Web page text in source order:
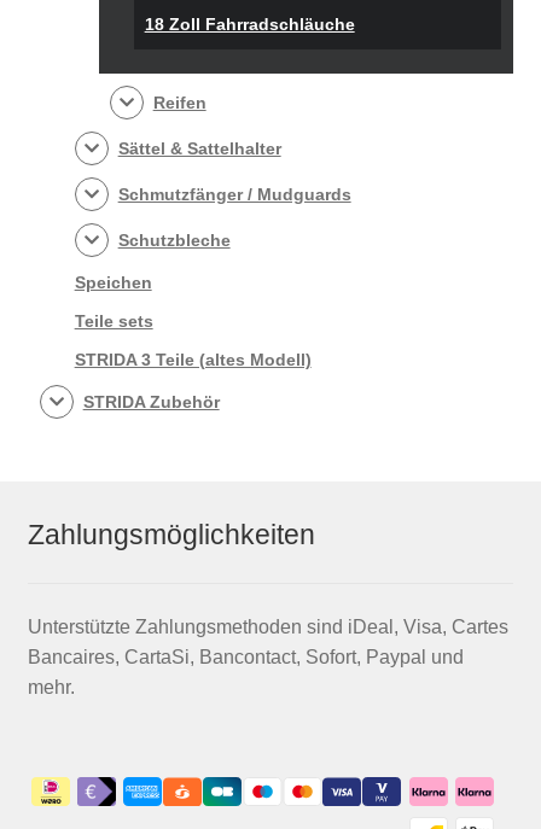
18 Zoll Fahrradschläuche
Reifen
Sättel & Sattelhalter
Schmutzfänger / Mudguards
Schutzbleche
Speichen
Teile sets
STRIDA 3 Teile (altes Modell)
STRIDA Zubehör
Zahlungsmöglichkeiten
Unterstützte Zahlungsmethoden sind iDeal, Visa, Cartes
Bancaires, CartaSi, Bancontact, Sofort, Paypal und
mehr.